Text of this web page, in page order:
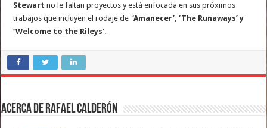
Stewartno le faltan proyectos y está enfocada en sus próximos
trabajos que incluyen el rodaje de ‘Amanecer’, ‘The Runaways’ y
‘Welcome to the Rileys’.
Acerca de Rafael Calderón